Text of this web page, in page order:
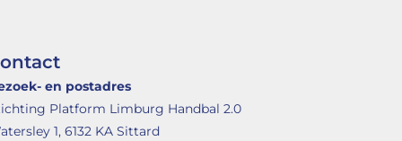
en postadres
Platform Limburg Handbal 2.0
1, 6132 KA Sittard